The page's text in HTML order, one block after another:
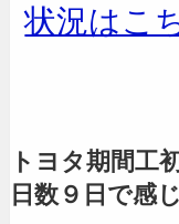
状況はこ
トヨタ期間工
日数９日で感